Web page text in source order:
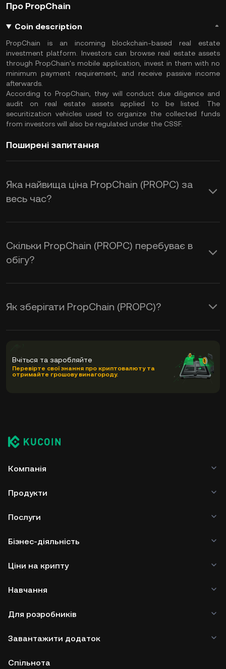
Про PropChain
Coin description
PropChain is an incoming blockchain-based real estate
investment platform. Investors can browse real estate assets
through PropChain's mobile application, invest in them with no
minimum payment requirement, and receive passive income
afterwards.
According to PropChain, they will conduct due diligence and
audit on real estate assets applied to be listed. The
securitization vehicles used to organize the collected funds
from investors will also be regulated under the CSSF.
Поширені запитання
Яка найвища ціна PropChain (PROPC) за
весь час?
Скільки PropChain (PROPC) перебуває в
обігу?
Як зберігати PropChain (PROPC)?
Вчіться та заробляйте
Перевірте свої знання про криптовалюту та
отримайте грошову винагороду.
Компанія
Продукти
Послуги
Бізнес-діяльність
Ціни на крипту
Навчання
Для розробників
Завантажити додаток
Спільнота